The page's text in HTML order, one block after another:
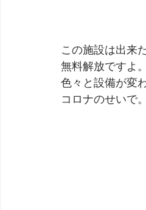
この施設は出来
無料解放ですよ。
色々と設備が変
コロナのせいで。